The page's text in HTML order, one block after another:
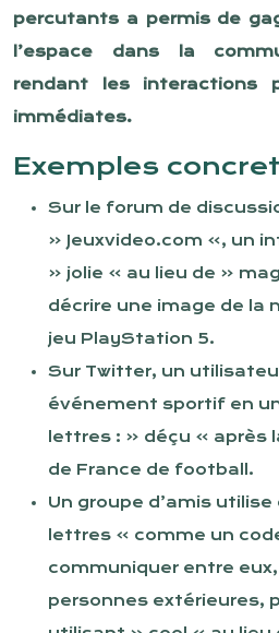
percutants a permis de
l’espace dans la
rendant les interactions
immédiates.
Exemples
Sur le forum de
« Jeuxvideo.com », un
« jolie » au lieu de «
décrire une image de la
jeu PlayStation 5.
Sur Twitter, un
événement sportif en
lettres : « déçu » après
de France de football.
Un groupe d’amis
lettres » comme un
communiquer entre
personnes extérieures,